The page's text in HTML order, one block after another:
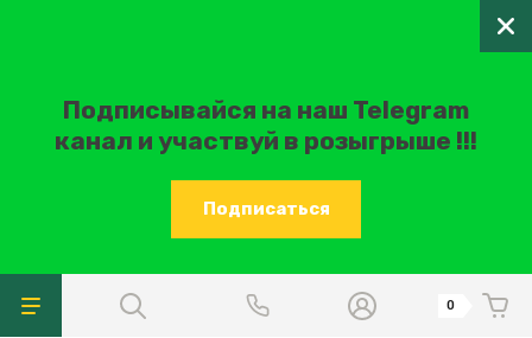
Подписывайся на наш Telegram
канал и участвуй в розыгрыше !!!
Подписаться
0